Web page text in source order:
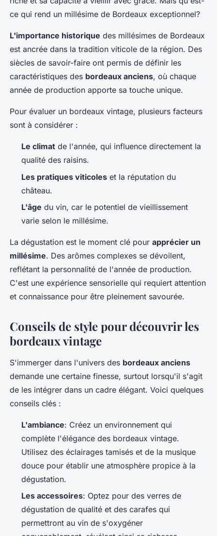
ce qui rend un millésime de Bordeaux exceptionnel?
L'importance historique des millésimes de Bordeaux
est ancrée dans la tradition viticole de la région. Des
siècles de savoir-faire ont permis de définir les
caractéristiques des bordeaux anciens, où chaque
année de production apporte sa touche unique.
Pour évaluer un bordeaux vintage, plusieurs facteurs
sont à considérer :
Le climat de l'année, qui influence directement la
qualité des raisins.
Les pratiques viticoles et la réputation du
château.
L'âge du vin, car le potentiel de vieillissement
varie selon le millésime.
La dégustation est le moment clé pour apprécier un
millésime. Des arômes complexes se dévoilent,
reflétant la personnalité de l'année de production.
C'est une expérience sensorielle qui requiert attention
et connaissance pour être pleinement savourée.
Conseils de style pour découvrir les
bordeaux vintage
S'immerger dans l'univers des bordeaux anciens
demande une certaine finesse, surtout lorsqu'il s'agit
de les intégrer dans un cadre élégant. Voici quelques
conseils clés :
L'ambiance: Créez un environnement qui
complète l'élégance des bordeaux vintage.
Utilisez des éclairages tamisés et de la musique
douce pour établir une atmosphère propice à la
dégustation.
Les accessoires: Optez pour des verres de
dégustation de qualité et des carafes qui
permettront au vin de s'oxygéner